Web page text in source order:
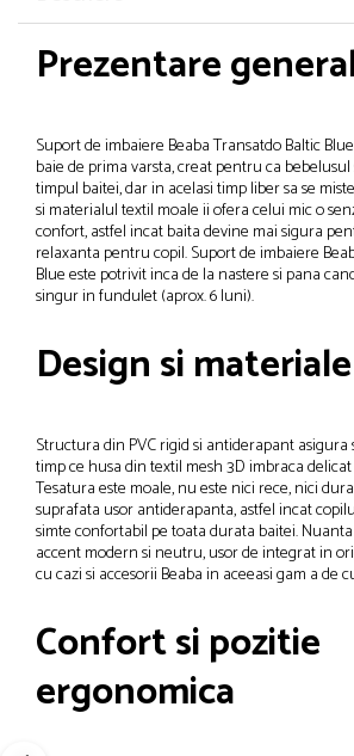
Prezentare
Suport de imbaiere Beaba Transatdo Baltic
baie de prima varsta, creat pentru ca
timpul baitei, dar in acelasi timp liber sa se
si materialul textil moale ii ofera celui mic o
confort, astfel incat baita devine mai sigura
relaxanta pentru copil. Suport de imbaiere
Blue este potrivit inca de la nastere si pana
singur in fundulet (aprox. 6 luni).
Design si materiale
Structura din PVC rigid si antiderapant asigura
timp ce husa din textil mesh 3D imbraca
Tesatura este moale, nu este nici rece, nici
suprafata usor antiderapanta, astfel incat
simte confortabil pe toata durata baitei.
accent modern si neutru, usor de integrat in
cu cazi si accesorii Beaba in aceeasi gam a de
Confort si pozitie
ergonomica